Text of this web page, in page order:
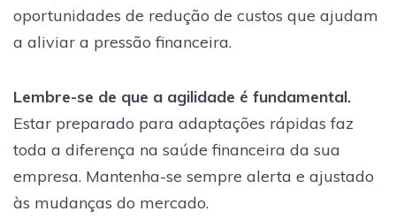
oportunidades de redução de custos que ajudam
a aliviar a pressão financeira.
Lembre-se de que a agilidade é fundamental.
Estar preparado para adaptações rápidas faz
toda a diferença na saúde financeira da sua
empresa. Mantenha-se sempre alerta e ajustado
às mudanças do mercado.